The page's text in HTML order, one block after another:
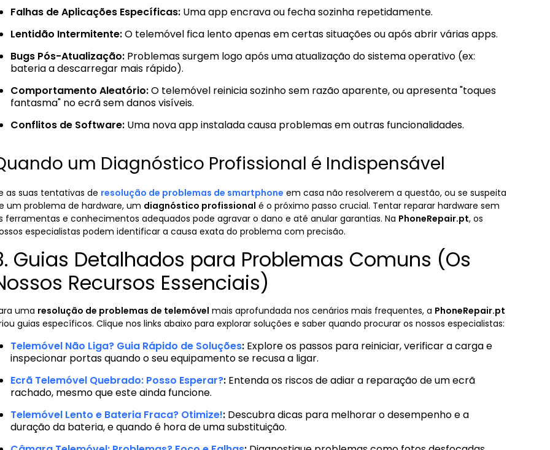
Falhas de Aplicações Específicas: Uma app encrava ou fecha sozinha repetidamente.
Lentidão Intermitente:O telemóvel fica lento apenas em certas situações ou após abrir várias apps.
Bugs Pós-Atualização: Problemas surgem logo após uma atualização do sistema operativo (ex:
bateria a descarregar mais rápido).
Comportamento Aleatório:O telemóvel reinicia sozinho sem razão aparente, ou apresenta "toques
fantasma" no ecrã sem danos visíveis.
Conflitos de Software: Uma nova app instalada causa problemas em outras funcionalidades.
um Diagnóstico Profissional é Indispensável
as suas tentativas de resolução de problemas de smartphone em casa não resolverem a questão, ou se suspeita
um problema de hardware, um diagnóstico profissional é o próximo passo crucial. Tentar reparar hardware sem
ferramentas e conhecimentos adequados pode agravar o dano e até anular garantias. Na PhoneRepair.pt, os
especialistas podem identificar a causa exata do problema com precisão.
Guias Detalhados para Problemas Comuns (Os
Recursos Essenciais)
uma resolução de problemas de telemóvel mais aprofundada nos cenários mais frequentes, a PhoneRepair.pt
guias específicos. Clique nos links abaixo para explorar soluções e saber quando procurar os nossos especialistas:
Telemóvel Não Liga? Guia Rápido de Soluções: Explore os passos para reiniciar, verificar a carga e
inspecionar portas quando o seu equipamento se recusa a ligar.
Ecrã Telemóvel Quebrado: Posso Esperar?: Entenda os riscos de adiar a reparação de um ecrã
rachado, mesmo que este ainda funcione.
Telemóvel Lento e Bateria Fraca? Otimize!: Descubra dicas para melhorar o desempenho e a
duração da bateria, e quando é hora de uma substituição.